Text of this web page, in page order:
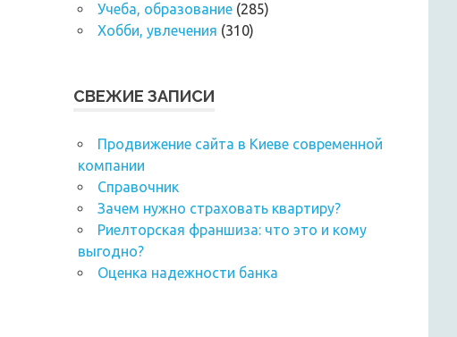
Учеба, образование (285)
Хобби, увлечения (310)
СВЕЖИЕ ЗАПИСИ
Продвижение сайта в Киеве современной
компании
Справочник
Зачем нужно страховать квартиру?
Риелторская франшиза: что это и кому
выгодно?
Оценка надежности банка